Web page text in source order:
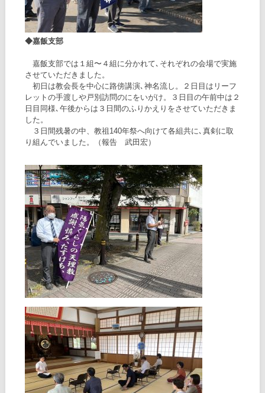
◆嘉飯支部
嘉飯支部では１組〜４組に分かれて､それぞれの会場で実施
させていただきました。
初日は教会長を中心に路傍講演､神名流し。２日目はリーフ
レットの手渡しや戸別訪問のにをいがけ。３日目の午前中は２
日目同様､午後からは３日間のふりかえりをさせていただきま
した。
３日間残暑の中、教祖140年祭へ向けて各組共に､真剣に取
り組んでいました。（報告 武田宏）